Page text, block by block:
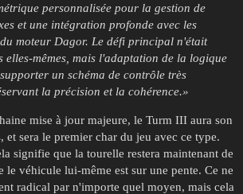
personnalisée pour la gestion de
et une intégration profonde avec les
du moteur Dagor. Le défi principal n'était
elles-mêmes, mais l'adaptation de la logique
un schéma de contrôle très
la précision et la cohérence.»
mise à jour majeure, le Turm III aura son
et sera le premier char du jeu avec ce type.
signifie que la tourelle restera maintenant de
le véhicule lui-même est sur une pente. Ce ne
radical par n'importe quel moyen, mais cela